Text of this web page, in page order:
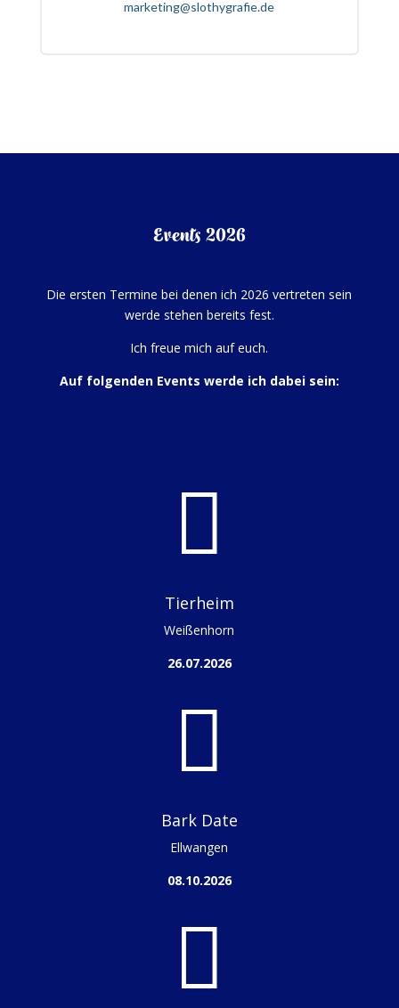
marketing@slothygrafie.de
Events 2026
Die ersten Termine bei denen ich 2026 vertreten sein
werde stehen bereits fest.
Ich freue mich auf euch.
Auf folgenden Events werde ich dabei sein:

Tierheim
Weißenhorn
26.07.2026

Bark Date
Ellwangen
08.10.2026
